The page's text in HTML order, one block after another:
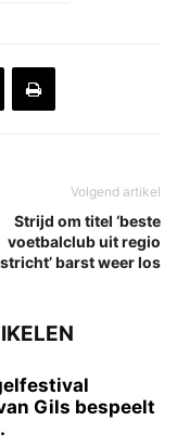
Volgend artikel
Strijd om titel ‘beste
voetbalclub uit regio
barst weer los
Gils bespeelt